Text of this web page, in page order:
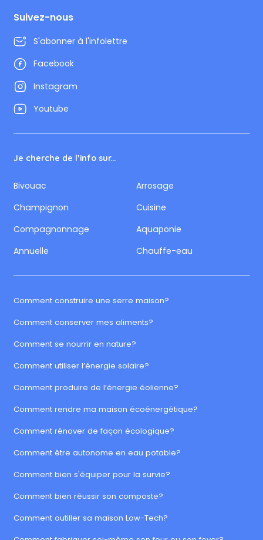
Comment construire une serre maison?
Comment conserver mes aliments?
Comment se nourrir en nature?
Comment utiliser l’énergie solaire?
Comment produire de l’énergie éolienne?
Comment rendre ma maison écoénergétique?
Comment rénover de façon écologique?
Comment être autonome en eau potable?
Comment bien s'équiper pour la survie?
Comment bien réussir son composte?
Comment outiller sa maison Low-Tech?
Suivez-nous
S'abonner à l'infolettre
Facebook
Instagram
Youtube
Je cherche de l’info sur...
Bivouac
Arrosage
Champignon
Cuisine
Compagnonnage
Aquaponie
Annuelle
Chauffe-eau